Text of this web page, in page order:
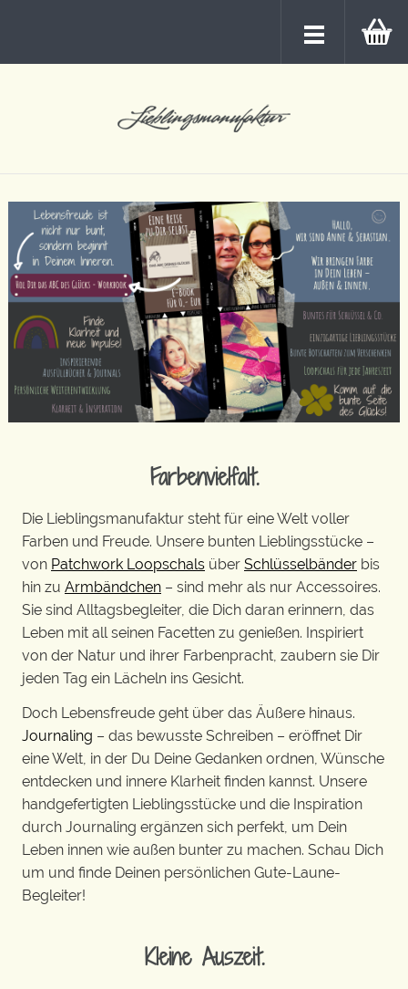
Farbenvielfalt.
Die Lieblingsmanufaktur steht für eine Welt voller
Farben und Freude. Unsere bunten Lieblingsstücke –
von Patchwork Loopschals über Schlüsselbänder bis
hin zu Armbändchen – sind mehr als nur Accessoires.
Sie sind Alltagsbegleiter, die Dich daran erinnern, das
Leben mit all seinen Facetten zu genießen. Inspiriert
von der Natur und ihrer Farbenpracht, zaubern sie Dir
jeden Tag ein Lächeln ins Gesicht.
Doch Lebensfreude geht über das Äußere hinaus.
Journaling – das bewusste Schreiben – eröffnet Dir
eine Welt, in der Du Deine Gedanken ordnen, Wünsche
entdecken und innere Klarheit finden kannst. Unsere
handgefertigten Lieblingsstücke und die Inspiration
durch Journaling ergänzen sich perfekt, um Dein
Leben innen wie außen bunter zu machen. Schau Dich
um und finde Deinen persönlichen Gute-Laune-
Begleiter!
Kleine Auszeit.